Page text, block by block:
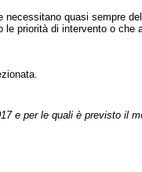
quasi sempre
priorità di intervento o che
e per le quali è previsto il